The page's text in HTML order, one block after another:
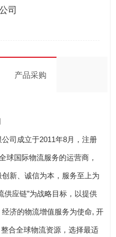
司
产品采购
司成立于2011年8月，注册
球国际物流服务的运营商，
新、诚信为本，服务至上为
供应链”为战略目标，以提供
济的物流增值服务为使命, 开
合全球物流资源，选择最适